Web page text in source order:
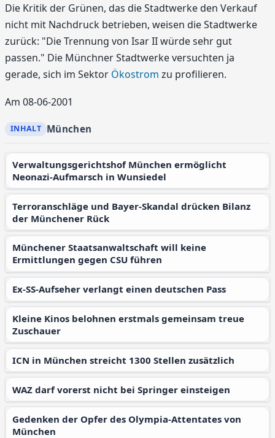
Die Kritik der Grünen, das die Stadtwerke den Verkauf
nicht mit Nachdruck betrieben, weisen die Stadtwerke
zurück: "Die Trennung von Isar II würde sehr gut
passen." Die Münchner Stadtwerke versuchten ja
gerade, sich im Sektor Ökostrom zu profilieren.
Am 08-06-2001
München
Verwaltungsgerichtshof München ermöglicht
Neonazi-Aufmarsch in Wunsiedel
Terroranschläge und Bayer-Skandal drücken Bilanz
der Münchener Rück
Münchener Staatsanwaltschaft will keine
Ermittlungen gegen CSU führen
Ex-SS-Aufseher verlangt einen deutschen Pass
Kleine Kinos belohnen erstmals gemeinsam treue
Zuschauer
ICN in München streicht 1300 Stellen zusätzlich
WAZ darf vorerst nicht bei Springer einsteigen
Gedenken der Opfer des Olympia-Attentates von
München